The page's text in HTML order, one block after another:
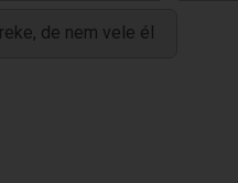
de nem vele él